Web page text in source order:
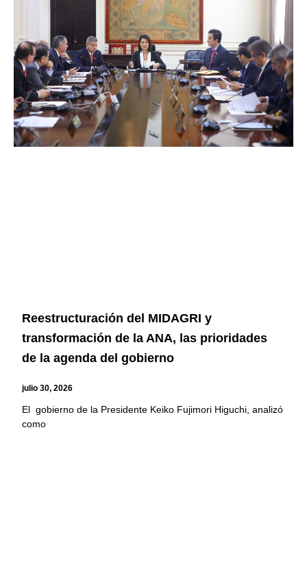
Reestructuración del MIDAGRI y
transformación de la ANA, las prioridades
de la agenda del gobierno
julio 30, 2026
El gobierno de la Presidente Keiko Fujimori Higuchi, analizó
como